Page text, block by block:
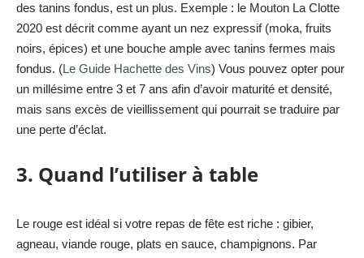
des tanins fondus, est un plus. Exemple : le Mouton La Clotte
2020 est décrit comme ayant un nez expressif (moka, fruits
noirs, épices) et une bouche ample avec tanins fermes mais
fondus. (Le Guide Hachette des Vins) Vous pouvez opter pour
un millésime entre 3 et 7 ans afin d’avoir maturité et densité,
mais sans excès de vieillissement qui pourrait se traduire par
une perte d’éclat.
3. Quand l’utiliser à table
Le rouge est idéal si votre repas de fête est riche : gibier,
agneau, viande rouge, plats en sauce, champignons. Par